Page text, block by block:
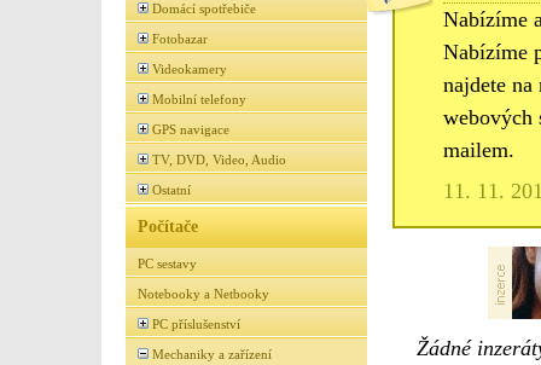
Domácí spotřebiče
Fotobazar
Videokamery
Mobilní telefony
GPS navigace
TV, DVD, Video, Audio
Ostatní
Počítače
PC sestavy
Notebooky a Netbooky
PC příslušenství
Mechaniky a zařízení
Nabízíme
Nabízíme
najdete na
webových
mailem.
11. 11.
Žádné